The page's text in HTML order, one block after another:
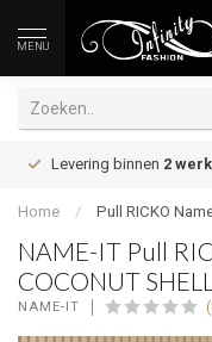
MENU
Levering binnen 2
Home / Pull RICKO
NAME-IT Pull
COCONUT SHELL
NAME-IT